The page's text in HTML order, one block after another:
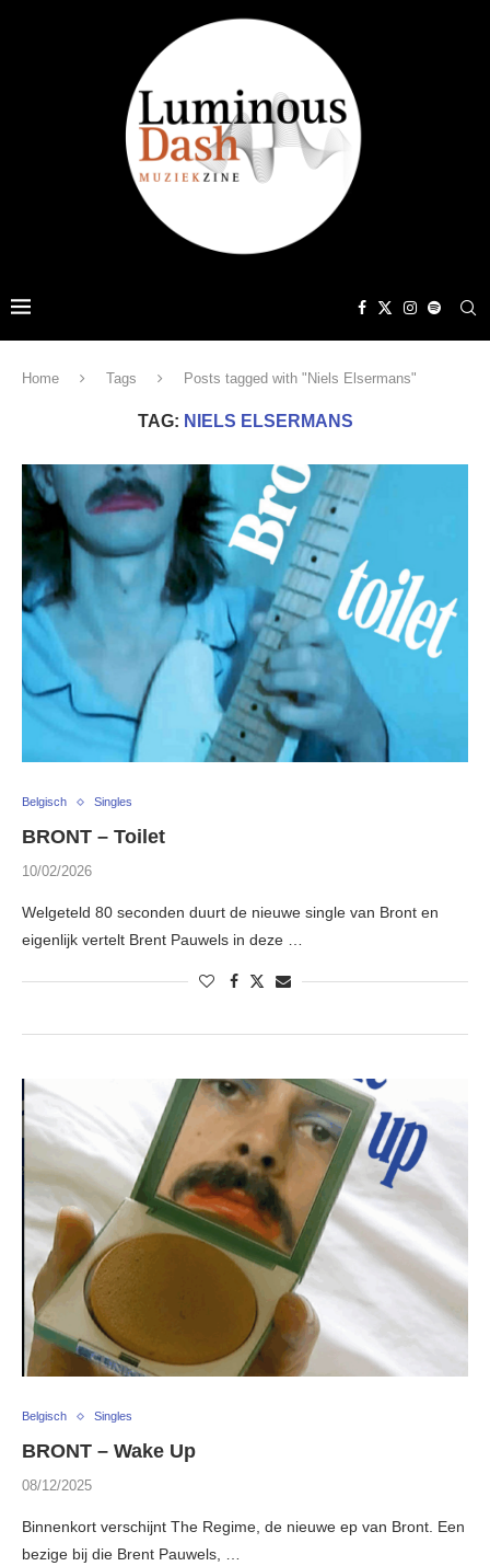
Home Tags Posts tagged with "Niels Elsermans"
TAG: NIELS ELSERMANS
Belgisch Singles
BRONT – Toilet
10/02/2026
Welgeteld 80 seconden duurt de nieuwe single van Bront en
eigenlijk vertelt Brent Pauwels in deze …
Belgisch Singles
BRONT – Wake Up
08/12/2025
Binnenkort verschijnt The Regime, de nieuwe ep van Bront. Een
bezige bij die Brent Pauwels, …